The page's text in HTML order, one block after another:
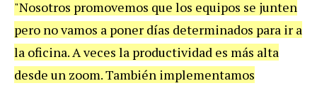
"Nosotros promovemos que los equipos se junten
pero no vamos a poner días determinados para ir a
la oficina. A veces la productividad es más alta
desde un zoom. También implementamos